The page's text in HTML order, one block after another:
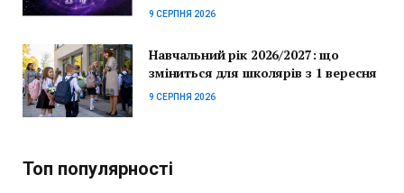
9 СЕРПНЯ 2026
Навчальний рік 2026/2027: що
зміниться для школярів з 1 вересня
9 СЕРПНЯ 2026
Топ популярності